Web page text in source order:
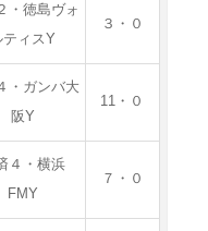
・徳島ヴォ
ティスY
３・０
・ガンバ大
阪Y
11・０
４・横浜
FMY
７・０